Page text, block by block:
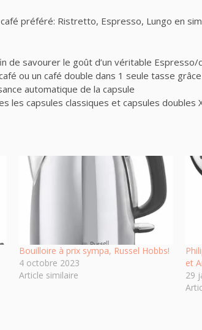
préféré: Ristretto, Espresso, Lungo en
de savourer le goût d’un véritable Espresso/
ou un café double dans 1 seule tasse
automatique de la capsule
les capsules classiques et capsules doubles
Bouilloire à prix sympa, Russel Hobbs!
4 octobre 2023
Article similaire
et
29